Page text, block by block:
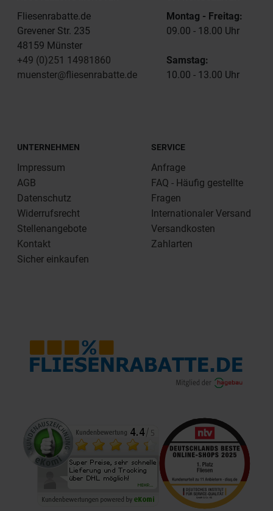
Fliesenrabatte.de
Grevener Str. 235
48159 Münster
+49 (0)251 14981860
muenster@fliesenrabatte.de
Montag - Freitag:
09.00 - 18.00 Uhr
Samstag:
10.00 - 13.00 Uhr
UNTERNEHMEN
Impressum
AGB
Datenschutz
Widerrufsrecht
Stellenangebote
Kontakt
Sicher einkaufen
SERVICE
Anfrage
FAQ - Häufig gestellte
Fragen
Internationaler Versand
Versandkosten
Zahlarten